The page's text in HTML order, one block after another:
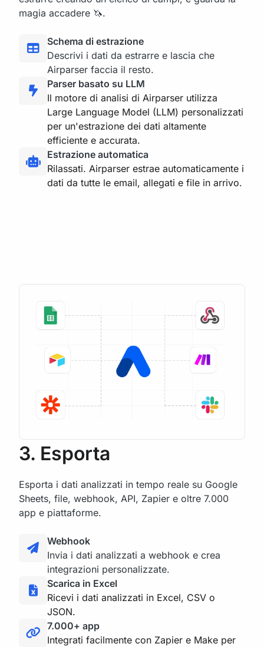
magia accadere 🦄.
Schema di estrazione
Descrivi i dati da estrarre e lascia che
Airparser faccia il resto.
Parser basato su LLM
Il motore di analisi di Airparser utilizza
Large Language Model (LLM) personalizzati
per un'estrazione dei dati altamente
efficiente e accurata.
Estrazione automatica
Rilassati. Airparser estrae automaticamente i
dati da tutte le email, allegati e file in arrivo.
3. Esporta
Esporta i dati analizzati in tempo reale su Google
Sheets, file, webhook, API, Zapier e oltre 7.000
app e piattaforme.
Webhook
Invia i dati analizzati a webhook e crea
integrazioni personalizzate.
Scarica in Excel
Ricevi i dati analizzati in Excel, CSV o
JSON.
7.000+ app
Integrati facilmente con Zapier e Make per